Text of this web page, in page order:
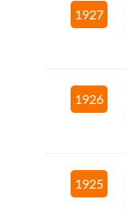
1927
1926
1925